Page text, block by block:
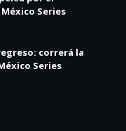
Series
correrá la
Series